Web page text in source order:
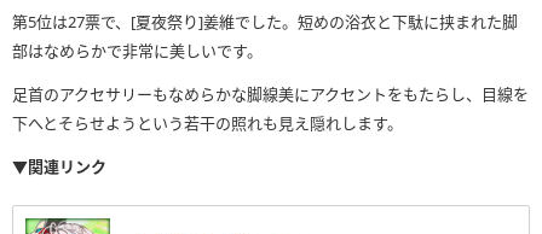
第5位は27票で、[夏夜祭り]姜維でした。短めの浴衣と下駄に挟まれた脚
部はなめらかで非常に美しいです。
足首のアクセサリーもなめらかな脚線美にアクセントをもたらし、目線を
下へとそらせようという若干の照れも見え隠れします。
▼関連リンク